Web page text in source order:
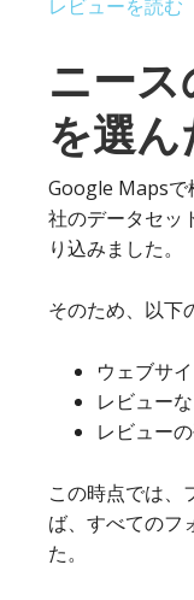
レビューを読む
ニー
を選
Google Mapsで
社のデータセッ
り込みました。
そのため、以下
ウェブサ
レビュー
レビュー
この時点では、
ば、すべてのフ
た。